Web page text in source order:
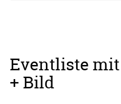
Eventliste
+ Bild